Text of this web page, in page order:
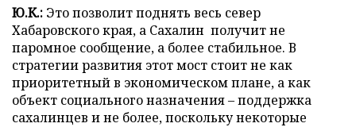
Ю.К.: Это позволит поднять весь север
Хабаровского края, а Сахалин получит не
паромное сообщение, а более стабильное. В
стратегии развития этот мост стоит не как
приоритетный в экономическом плане, а как
объект социального назначения – поддержка
сахалинцев и не более, поскольку некоторые